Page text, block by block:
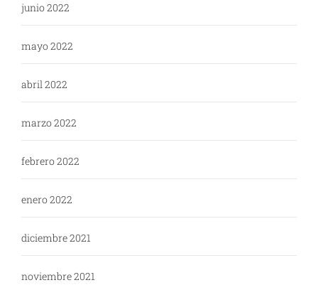
junio 2022
mayo 2022
abril 2022
marzo 2022
febrero 2022
enero 2022
diciembre 2021
noviembre 2021